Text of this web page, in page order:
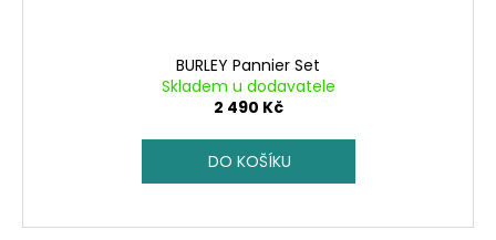
BURLEY Pannier Set
Skladem u dodavatele
2 490 Kč
DO KOŠÍKU